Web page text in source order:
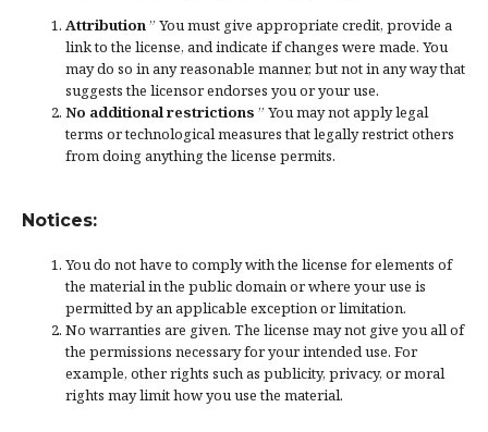
Attribution” You must give appropriate credit, provide a
link to the license, andindicate if changes were made. You
may do so in any reasonable manner, but not in any way that
suggests the licensor endorses you or your use.
No additional restrictions ” You may not apply legal
terms ortechnological measuresthat legally restrict others
from doing anything the license permits.
Notices:
You do not have to comply with the license for elements of
the material in the public domain or where your use is
permitted by an applicable exception or limitation.
No warranties are given. The license may not give you all of
the permissions necessary for your intended use. For
example, other rights such as publicity, privacy, or moral
rights may limit how you use the material.